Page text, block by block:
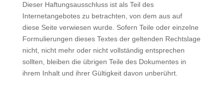
Dieser Haftungsausschluss ist als Teil des
Internetangebotes zu betrachten, von dem aus auf
diese Seite verwiesen wurde. Sofern Teile oder einzelne
Formulierungen dieses Textes der geltenden Rechtslage
nicht, nicht mehr oder nicht vollständig entsprechen
sollten, bleiben die übrigen Teile des Dokumentes in
ihrem Inhalt und ihrer Gültigkeit davon unberührt.